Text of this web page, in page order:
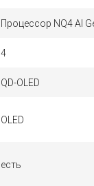
Процессор NQ4 AI
4
QD-OLED
OLED
есть